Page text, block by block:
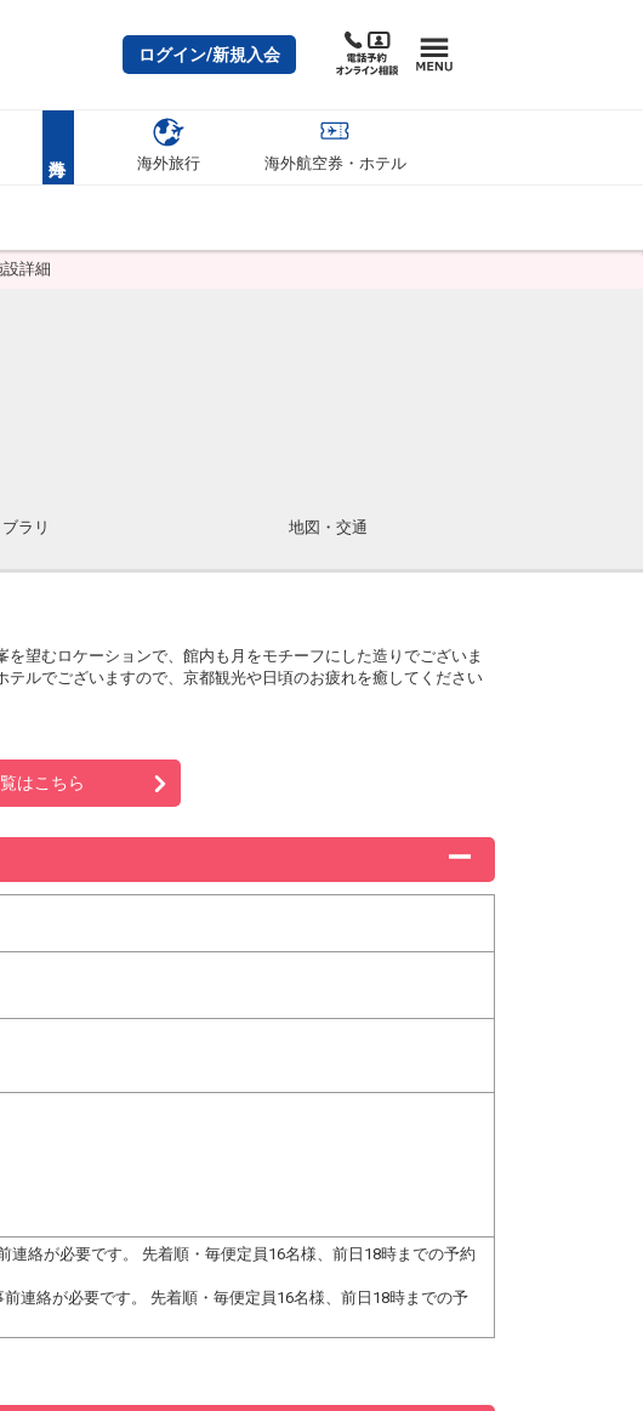
ログイン/新規入会
海外旅行 海外航空券・ホテル
詳細
ラリ 地図・交通
望むロケーションで、館内も月をモチーフにした造りでございま
ルでございますので、京都観光や日頃のお疲れを癒してください
はこちら
絡が必要です。 先着順・毎便定員16名様、前日18時までの予約
連絡が必要です。 先着順・毎便定員16名様、前日18時までの予